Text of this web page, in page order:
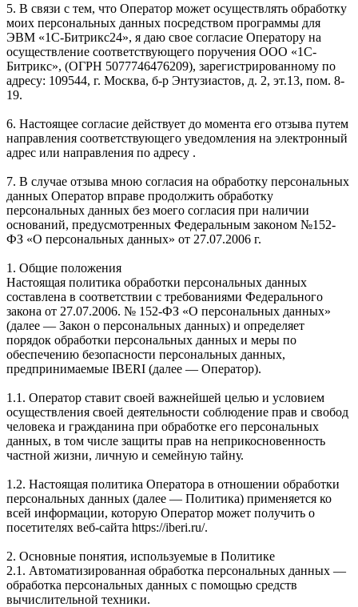
5. В связи с тем, что Оператор может осуществлять обработку
моих персональных данных посредством программы для
ЭВМ «1С-Битрикс24», я даю свое согласие Оператору на
осуществление соответствующего поручения ООО «1С-
Битрикс», (ОГРН 5077746476209), зарегистрированному по
адресу: 109544, г. Москва, б-р Энтузиастов, д. 2, эт.13, пом. 8-
19.
6. Настоящее согласие действует до момента его отзыва путем
направления соответствующего уведомления на электронный
адрес или направления по адресу .
7. В случае отзыва мною согласия на обработку персональных
данных Оператор вправе продолжить обработку
персональных данных без моего согласия при наличии
оснований, предусмотренных Федеральным законом №152-
ФЗ «О персональных данных» от 27.07.2006 г.
1. Общие положения
Настоящая политика обработки персональных данных
составлена в соответствии с требованиями Федерального
закона от 27.07.2006. № 152-ФЗ «О персональных данных»
(далее — Закон о персональных данных) и определяет
порядок обработки персональных данных и меры по
обеспечению безопасности персональных данных,
предпринимаемые IBERI (далее — Оператор).
1.1. Оператор ставит своей важнейшей целью и условием
осуществления своей деятельности соблюдение прав и свобод
человека и гражданина при обработке его персональных
данных, в том числе защиты прав на неприкосновенность
частной жизни, личную и семейную тайну.
1.2. Настоящая политика Оператора в отношении обработки
персональных данных (далее — Политика) применяется ко
всей информации, которую Оператор может получить о
посетителях веб-сайта https://iberi.ru/.
2. Основные понятия, используемые в Политике
2.1. Автоматизированная обработка персональных данных —
обработка персональных данных с помощью средств
вычислительной техники.